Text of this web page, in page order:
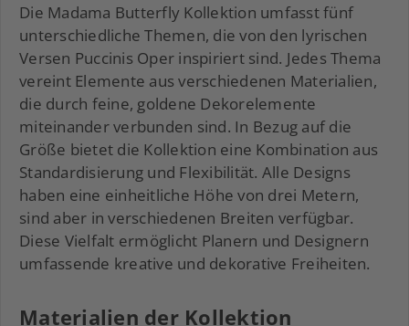
Die Madama Butterfly Kollektion umfasst fünf
unterschiedliche Themen, die von den lyrischen
Versen Puccinis Oper inspiriert sind. Jedes Thema
vereint Elemente aus verschiedenen Materialien,
die durch feine, goldene Dekorelemente
miteinander verbunden sind. In Bezug auf die
Größe bietet die Kollektion eine Kombination aus
Standardisierung und Flexibilität. Alle Designs
haben eine einheitliche Höhe von drei Metern,
sind aber in verschiedenen Breiten verfügbar.
Diese Vielfalt ermöglicht Planern und Designern
umfassende kreative und dekorative Freiheiten.
Materialien der Kollektion